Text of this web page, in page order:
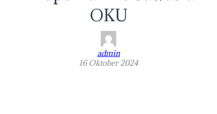
OKU
admin
16 Oktober 2024